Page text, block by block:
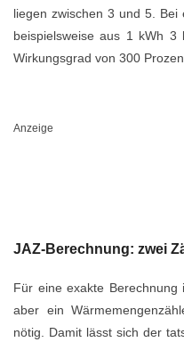
liegen zwischen 3 und 5.
beispielsweise aus 1 kWh 3
Wirkungsgrad von 300
Anzeige
JAZ-Berechnung: zwei
Für eine exakte Berechnung
aber ein
nötig. Damit lässt sich der